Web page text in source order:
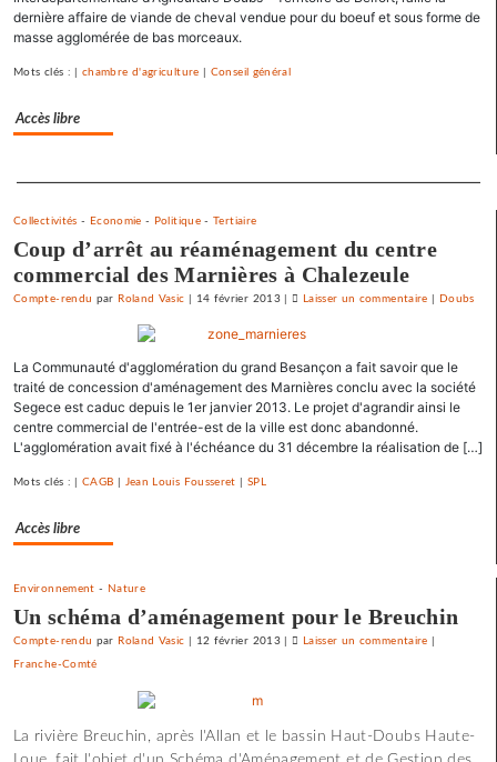
dernière affaire de viande de cheval vendue pour du boeuf et sous forme de
masse agglomérée de bas morceaux.
Mots clés : |chambre d'agriculture Conseil général
Accès libre
Collectivités - Economie - Politique -Tertiaire
Coup d’arrêt au réaménagement du centre
commercial des Marnières à Chalezeule
Compte-rendu par Roland Vasic 14 février 2013| Laisser un commentaire on
débarrasse
de
ses
Doubs
La Communauté d'agglomération du grand Besançon a fait savoir que le
traité de concession d'aménagement des Marnières conclu avec la société
Segece est caduc depuis le 1er janvier 2013. Le projet d'agrandir ainsi le
centre commercial de l'entrée-est de la ville est donc abandonné.
L'agglomération avait fixé à l'échéance du 31 décembre la réalisation de […]
Mots clés : |CAGB Jean Louis Fousseret SPL
Accès libre
Environnement - Nature
Un schéma d’aménagement pour le Breuchin
Compte-rendu par Roland Vasic 12 février 2013| Laisser un commentaire
de
ses
Franche-Comté
La rivière Breuchin, après l'Allan et le bassin Haut-Doubs Haute-